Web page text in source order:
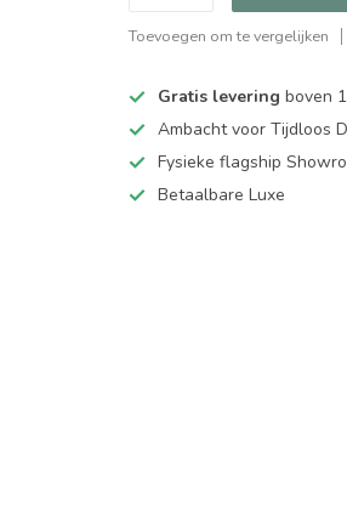
Toevoegen om te vergelijken
Gratis levering boven
Ambacht voor Tijdloos
Fysieke flagship
Betaalbare Luxe